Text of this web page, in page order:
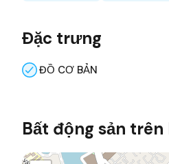
Đặc trưng
ĐỒ CƠ BẢN
Bất động sản trên